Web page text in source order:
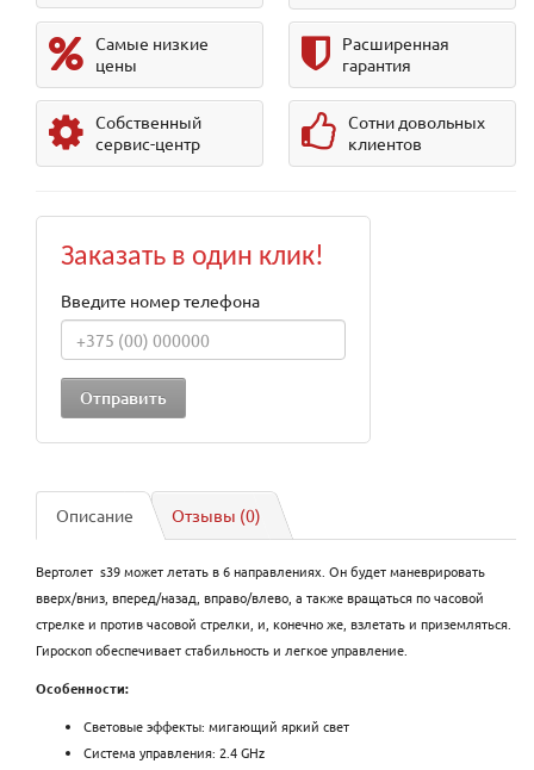
Самые низкие
цены
Расширенная
гарантия
Собственный
сервис-центр
Сотни довольных
клиентов
Заказать в один клик!
Введите номер телефона
Описание Отзывы (0)
Вертолет s39 может летать в 6 направлениях. Он будет маневрировать
вверх/вниз, вперед/назад, вправо/влево, а также вращаться по часовой
стрелке и против часовой стрелки, и, конечно же, взлетать и приземляться.
Гироскоп обеспечивает стабильность и легкое управление.
Особенности:
Световые эффекты: мигающий яркий свет
Система управления: 2.4 GHz